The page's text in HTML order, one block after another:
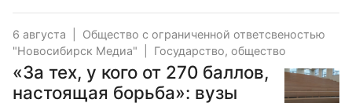
6 августа
Общество с ограниченной ответсвеностью
"Новосибирск Медиа"
Государство, общество
«За тех, у кого от 270 баллов,
настоящая борьба»: вузы